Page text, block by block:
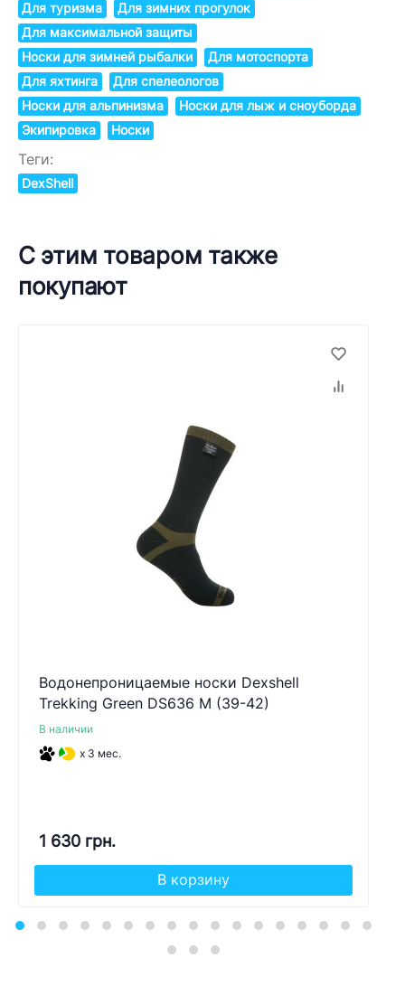
Для туризма
Для зимних прогулок
Для максимальной защиты
Носки для зимней рыбалки
Для мотоспорта
Для яхтинга
Для спелеологов
Носки для альпинизма
Носки для лыж и сноуборда
Экипировка
Носки
Теги:
DexShell
С этим товаром также
покупают
Водонепроницаемые носки Dexshell
Trekking Green DS636 M (39-42)
В наличии
x 3 мес.
1 630 грн.
В корзину